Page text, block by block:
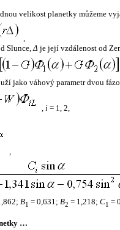
velikost planetky můžeme
,
Slunce,Δ je její vzdálenost od
jako váhový parametr dvou
, i = 1, 2,
,
B1 = 0,631; B2 = 1,218; C1 =
…